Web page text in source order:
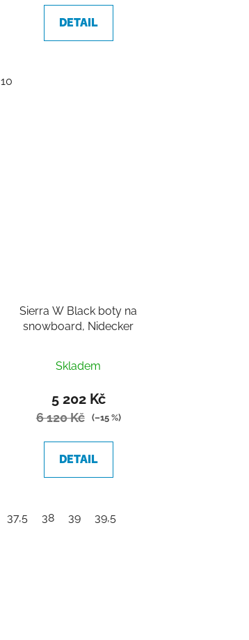
DETAIL
10
Sierra W Black boty na
snowboard, Nidecker
Skladem
5 202 Kč
6 120 Kč (–15 %)
DETAIL
37,5 38 39 39,5